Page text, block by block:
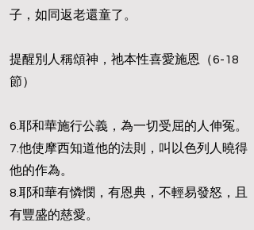
子，如同返老還童了。
提醒別人稱頌神，祂本性喜愛施恩（6-18
節）
6.耶和華施行公義，為一切受屈的人伸冤。
7.他使摩西知道他的法則，叫以色列人曉得
他的作為。
8.耶和華有憐憫，有恩典，不輕易發怒，且
有豐盛的慈愛。